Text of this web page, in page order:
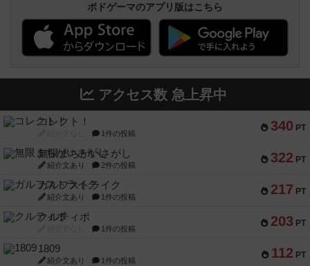
ボドゲーマのアプリ版はこちら
アクセス数 急上昇中
340 PT
コレクト！
1件の投稿
322 PT
無限まちがいさがし
紹介文あり 2件の投稿
217 PT
ガルフストライク
紹介文あり 1件の投稿
203 PT
クルティボ
1件の投稿
112 PT
1809
紹介文あり 1件の投稿